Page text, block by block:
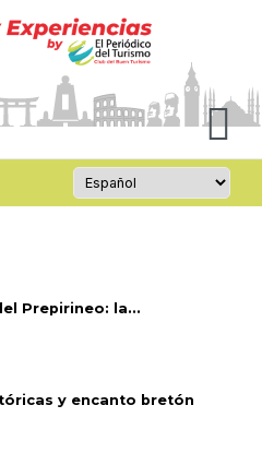
Prepirineo: la...
y encanto bretón